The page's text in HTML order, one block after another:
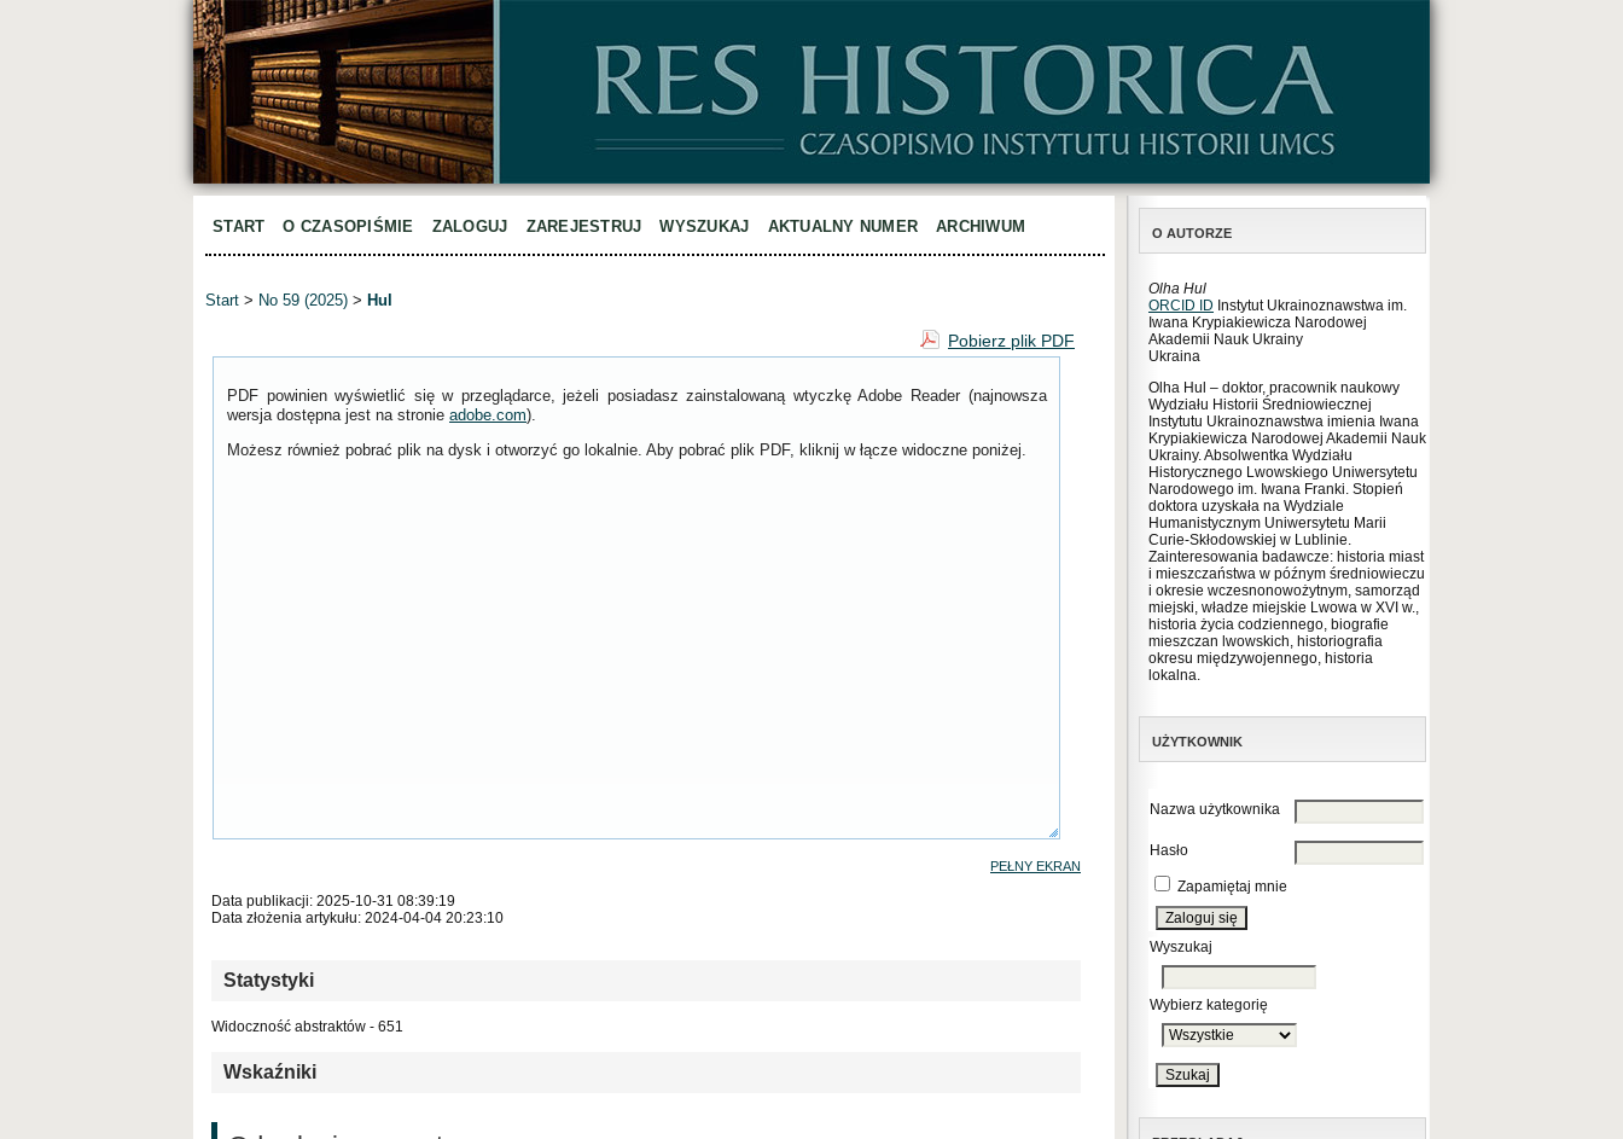
O AUTORZE
Olha Hul
ORCID ID Instytut Ukrainoznawstwa im.
Iwana Krypiakiewicza Narodowej
Akademii Nauk Ukrainy
Ukraina
Olha Hul – doktor, pracownik naukowy
Wydziału Historii Średniowiecznej
Instytutu Ukrainoznawstwa imienia Iwana
Krypiakiewicza Narodowej Akademii Nauk
Ukrainy. Absolwentka Wydziału
Historycznego Lwowskiego Uniwersytetu
Narodowego im. Iwana Franki. Stopień
doktora uzyskała na Wydziale
Humanistycznym Uniwersytetu Marii
Curie-Skłodowskiej w Lublinie.
Zainteresowania badawcze: historia miast
i mieszczaństwa w późnym średniowieczu
i okresie wczesnonowożytnym, samorząd
miejski, władze miejskie Lwowa w XVI w.,
historia życia codziennego, biografie
mieszczan lwowskich, historiografia
okresu międzywojennego, historia
lokalna.
UŻYTKOWNIK
Nazwa użytkownika
Hasło
Zapamiętaj mnie
Wyszukaj
Wybierz kategorię
START O CZASOPIŚMIE ZALOGUJ ZAREJESTRUJ WYSZUKAJ AKTUALNY NUMER ARCHIWUM
Start > No 59 (2025) > Hul
Pobierz plik PDF
PDF powinien wyświetlić się w przeglądarce, jeżeli posiadasz zainstalowaną wtyczkę Adobe Reader (najnowsza
wersja dostępna jest na stronie adobe.com).
Możesz również pobrać plik na dysk i otworzyć go lokalnie. Aby pobrać plik PDF, kliknij w łącze widoczne poniżej.
PEŁNY EKRAN
Data publikacji: 2025-10-31 08:39:19
Data złożenia artykułu: 2024-04-04 20:23:10
Statystyki
Widoczność abstraktów - 651
Wskaźniki